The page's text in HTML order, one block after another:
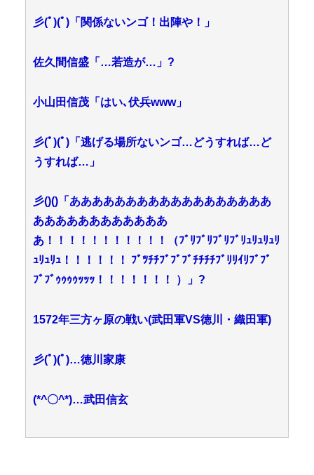
彡(ﾟ)(ﾟ)「関係ないンゴ！出陣や！」
佐久間信盛「…若造が…」?
小山田信茂「はい､伏兵www」
彡(ﾟ)(ﾟ)「逃げる場所ないンゴ…どうすれば…ど
うすれば…」
彡()()「ああああああああああああああああああ
ああああああああああああ
あ！！！！！！！！！！！（ﾌﾞﾘﾌﾞﾘﾌﾞﾘﾌﾞﾘｭﾘｭﾘｭﾘ
ｭﾘｭﾘｭ！！！！！！ ﾌﾞﾂﾁﾁﾌﾞﾌﾞﾌﾞﾁﾁﾁﾁﾌﾞﾘﾘｲﾘﾌﾞﾌﾞ
ﾌﾞﾌﾞｩｩｩｩｯｯｯ！！！！！！！ ）」?
1572年三方ヶ原の戦い(武田軍VS徳川・織田軍)
彡(ﾟ)(ﾟ)…徳川家康
(*^〇^*)…武田信玄